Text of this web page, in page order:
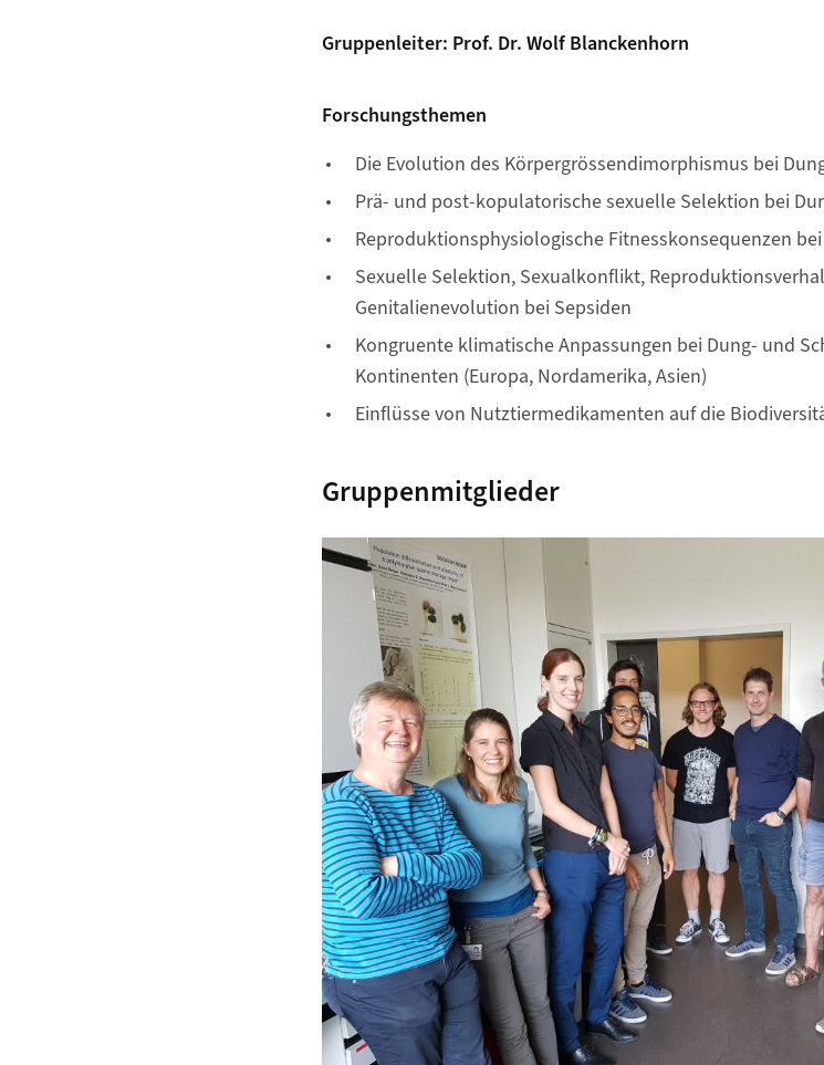
Gruppenleiter: Prof. Dr. Wolf Blanckenhorn
Forschungsthemen
Die Evolution des Körpergrössendimorphismus bei
Prä- und post-kopulatorische sexuelle Selektion bei
Reproduktionsphysiologische Fitnesskonsequenzen
Sexuelle Selektion, Sexualkonflikt,
Genitalienevolution bei Sepsiden
Kongruente klimatische Anpassungen bei Dung- und
Kontinenten (Europa, Nordamerika, Asien)
Einflüsse von Nutztiermedikamenten auf die
Gruppenmitglieder